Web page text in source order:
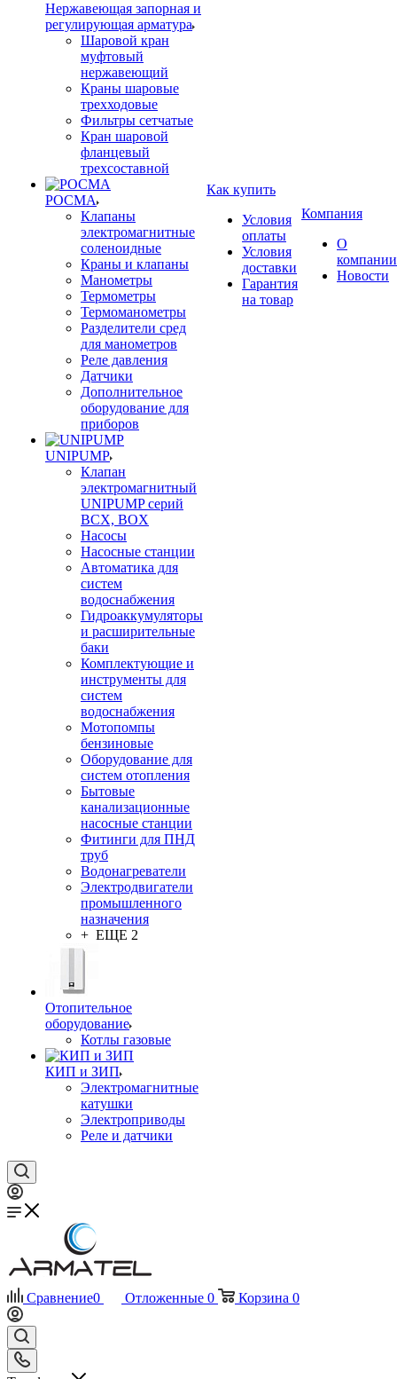
Нержавеющая запорная и
регулирующая арматура
Шаровой кран
муфтовый
нержавеющий
Краны шаровые
трехходовые
Фильтры сетчатые
Кран шаровой
фланцевый
трехсоставной
РОСМА
Клапаны
электромагнитные
соленоидные
Краны и клапаны
Манометры
Термометры
Термоманометры
Разделители сред
для манометров
Реле давления
Датчики
Дополнительное
оборудование для
приборов
UNIPUMP
Клапан
электромагнитный
UNIPUMP серий
BCX, BOX
Насосы
Насосные станции
Автоматика для
систем
водоснабжения
Гидроаккумуляторы
и расширительные
баки
Комплектующие и
инструменты для
систем
водоснабжения
Мотопомпы
бензиновые
Оборудование для
систем отопления
Бытовые
канализационные
насосные станции
Фитинги для ПНД
труб
Водонагреватели
Электродвигатели
промышленного
назначения
+ ЕЩЕ 2
Отопительное
оборудование
Котлы газовые
КИП и ЗИП
Электромагнитные
катушки
Электроприводы
Реле и датчики
Как купить
Условия
оплаты
Условия
доставки
Гарантия
на товар
Компания
О
компании
Новости
Сравнение0 Отложенные 0 Корзина 0